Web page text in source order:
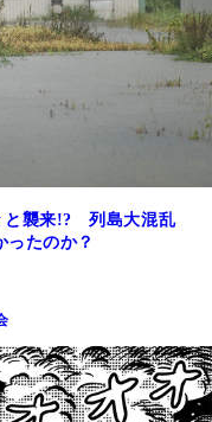
と襲来!? 列島大混乱
たのか？